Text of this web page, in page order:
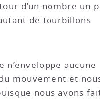
d’un nombre un
de tourbillons
aucune
mouvement et
nous avons